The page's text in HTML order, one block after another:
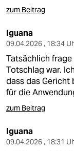
zum Beitrag
Iguana
09.04.2026 , 18:34
Tatsächlich
Totschlag war.
dass das Gericht
für die
zum Beitrag
Iguana
09.04.2026 , 18:31